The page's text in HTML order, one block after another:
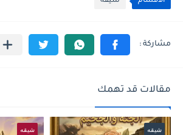
مقالات قد تهمك
شيقه شيقه